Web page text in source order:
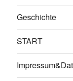
Geschichte
START